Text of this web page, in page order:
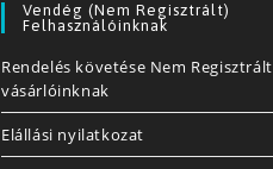
Vendég (nem Regisztrált)
Felhasználóinknak
Rendelés követése Nem Regisztrált
vásárlóinknak
Elállási nyilatkozat